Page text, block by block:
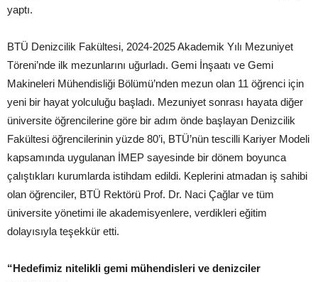
yaptı.
BTÜ Denizcilik Fakültesi, 2024-2025 Akademik Yılı Mezuniyet
Töreni’nde ilk mezunlarını uğurladı. Gemi İnşaatı ve Gemi
Makineleri Mühendisliği Bölümü’nden mezun olan 11 öğrenci için
yeni bir hayat yolculuğu başladı. Mezuniyet sonrası hayata diğer
üniversite öğrencilerine göre bir adım önde başlayan Denizcilik
Fakültesi öğrencilerinin yüzde 80’i, BTÜ’nün tescilli Kariyer Modeli
kapsamında uygulanan İMEP sayesinde bir dönem boyunca
çalıştıkları kurumlarda istihdam edildi. Keplerini atmadan iş sahibi
olan öğrenciler, BTÜ Rektörü Prof. Dr. Naci Çağlar ve tüm
üniversite yönetimi ile akademisyenlere, verdikleri eğitim
dolayısıyla teşekkür etti.
“Hedefimiz nitelikli gemi mühendisleri ve denizciler